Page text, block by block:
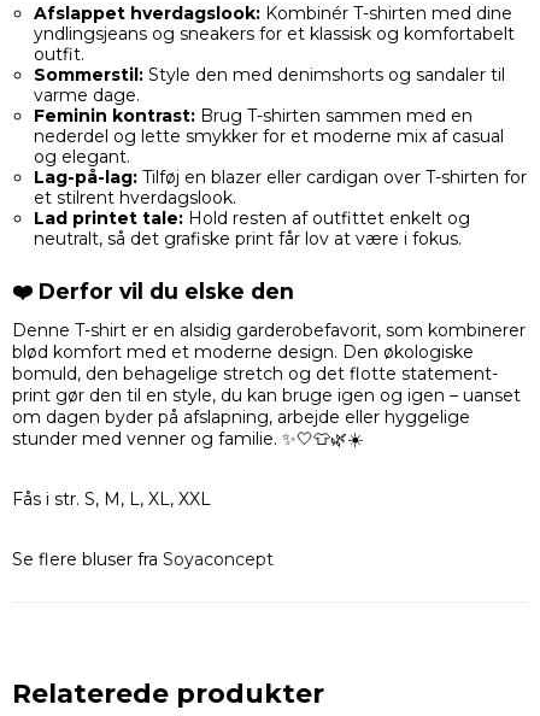
Afslappet hverdagslook:Kombinér T-shirten med dine
yndlingsjeans og sneakers for et klassisk og komfortabelt
outfit.
Sommerstil:Style den med denimshorts og sandaler til
varme dage.
Feminin kontrast:Brug T-shirten sammen med en
nederdel og lette smykker for et moderne mix af casual
og elegant.
Lag-på-lag:Tilføj en blazer eller cardigan over T-shirten for
et stilrent hverdagslook.
Lad printet tale:Hold resten af outfittet enkelt og
neutralt, så det grafiske print får lov at være i fokus.
❤️ Derfor vil du elske den
Denne T-shirt er en alsidig garderobefavorit, som kombinerer
blød komfort med et moderne design. Den økologiske
bomuld, den behagelige stretch og det flotte statement-
print gør den til en style, du kan bruge igen og igen – uanset
om dagen byder på afslapning, arbejde eller hyggelige
stunder med venner og familie. ✨🤍👕🌿☀️
Fås i str. S, M, L, XL, XXL
Se flere bluser fra Soyaconcept
Relaterede produkter